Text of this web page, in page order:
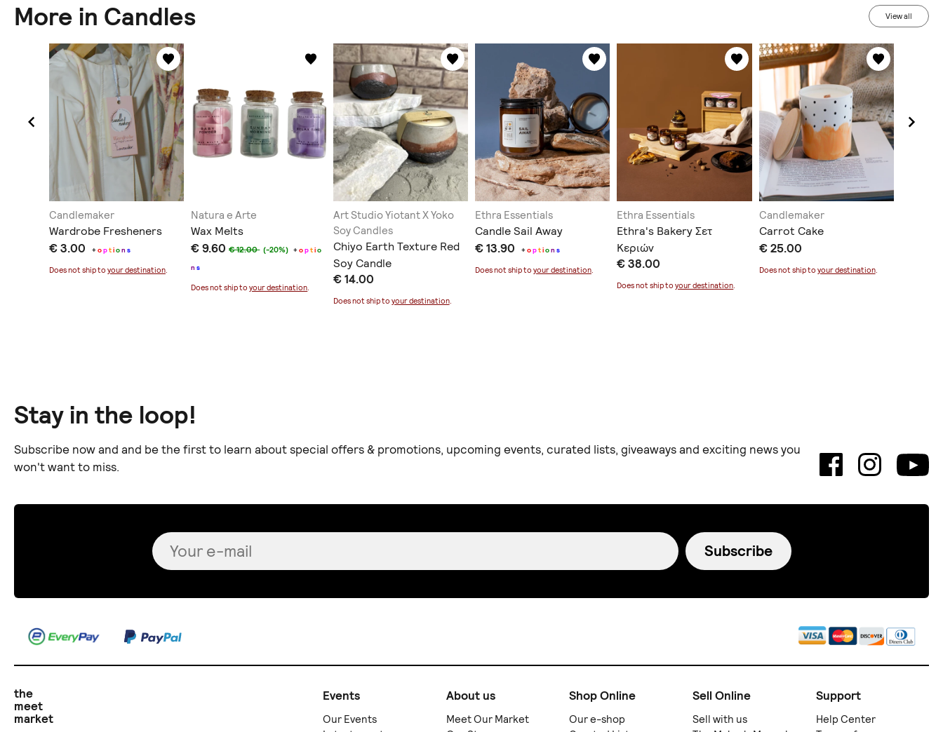
More in Candles View all
Candlemaker
Wardrobe Fresheners
€ 3.00 +option s
Does not ship to your destination.
Natura e Arte
Wax Melts
€ 9.60€ 12.00 (-20%) +optio
n s
Does not ship toyour destination.
Art Studio Yiotant X Yoko
Soy Candles
Chiyo Earth Texture Red
Soy Candle
€ 14.00
Does not ship to your destination.
Ethra Essentials
Candle Sail Away
€ 13.90 +option s
Does not ship to your destination.
Ethra Essentials
Ethra's Bakery Σετ
Κεριών
€ 38.00
Does not ship toyour destination.
Candlemaker
Carrot Cake
€ 25.00
Does not ship to your destination.
Stay in the loop!
Subscribe now and and be the first to learn about special offers & promotions, upcoming events, curated lists, giveaways and exciting news you
won't want to miss.
Subscribe
the
meet
market
Events
Our Events
About us
Meet Our Market
Shop Online
Our e-shop
Sell Online
Sell with us
Support
Help Center